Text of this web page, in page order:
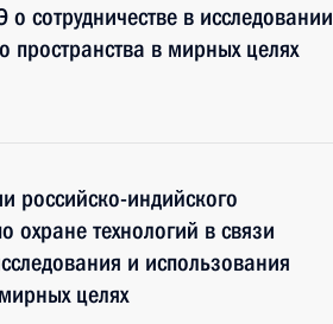
сотрудничестве в исследовании
пространства в мирных целях
российско-индийского
охране технологий в связи
и использования
целях